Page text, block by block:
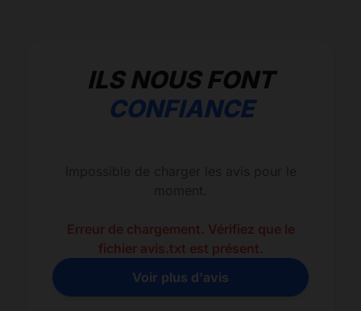
ILS NOUS FONT
CONFIANCE
Erreur de chargement. Vérifiez que le
fichier avis.txt est présent.
Voir plus d'avis